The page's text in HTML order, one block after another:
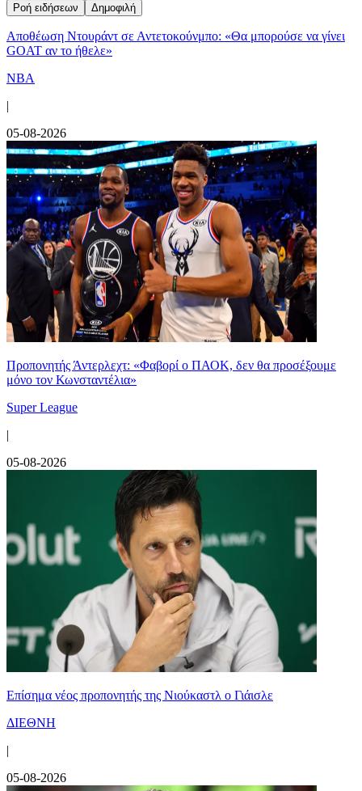
Ροή ειδήσεων Δημοφιλή
Αποθέωση Ντουράντ σε Αντετοκούνμπο: «Θα μπορούσε να γίνει
GOAT αν το ήθελε»
NBA
|
05-08-2026
Προπονητής Άντερλεχτ: «Φαβορί ο ΠΑΟΚ, δεν θα προσέξουμε
μόνο τον Κωνσταντέλια»
Super League
|
05-08-2026
Επίσημα νέος προπονητής της Νιούκαστλ ο Γιάισλε
ΔΙΕΘΝΗ
|
05-08-2026